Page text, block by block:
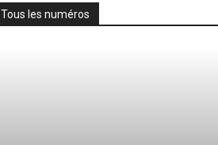
Tous les numéros